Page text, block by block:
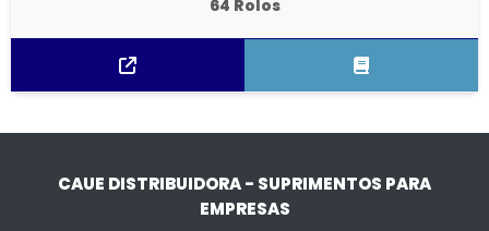
64 Rolos
CAUE DISTRIBUIDORA - SUPRIMENTOS PARA
EMPRESAS